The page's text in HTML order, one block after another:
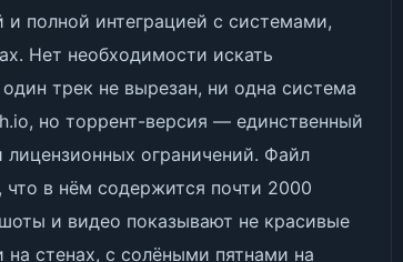
полной интеграцией с системами,
Нет необходимости искать
трек не вырезан, ни одна система
но торрент-версия — единственный
лицензионных ограничений. Файл
в нём содержится почти 2000
и видео показывают не красивые
стенах, с солёными пятнами на